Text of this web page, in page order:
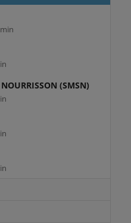
(SMSN)